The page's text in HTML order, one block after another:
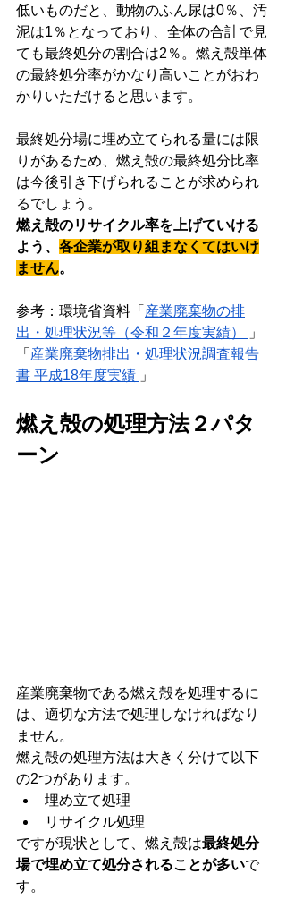
低いものだと、動物のふん尿は0％、汚
泥は1％となっており、全体の合計で見
ても最終処分の割合は2％。燃え殻単体
の最終処分率がかなり高いことがおわ
かりいただけると思います。
最終処分場に埋め立てられる量には限
りがあるため、燃え殻の最終処分比率
は今後引き下げられることが求められ
るでしょう。
燃え殻のリサイクル率を上げていける
よう、 各企業が取り組まなくてはいけ
ません。
参考：環境省資料「 産業廃棄物の排
出・処理状況等（令和２年度実績）
」
「 産業廃棄物排出・処理状況調査報告
書 平成18年度実績 」
燃え殻の処理方法２パタ
ーン
産業廃棄物である燃え殻を処理するに
は、適切な方法で処理しなければなり
ません。
燃え殻の処理方法は大きく分けて以下
の2つがあります。
埋め立て処理
リサイクル処理
ですが現状として、燃え殻は最終処分
場で埋め立て処分されることが多いで
す。